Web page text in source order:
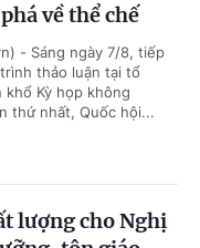
về thể chế
- Sáng ngày 7/8, tiếp
thảo luận tại tổ
Kỳ họp không
thứ nhất, Quốc hội...
lượng cho Nghị